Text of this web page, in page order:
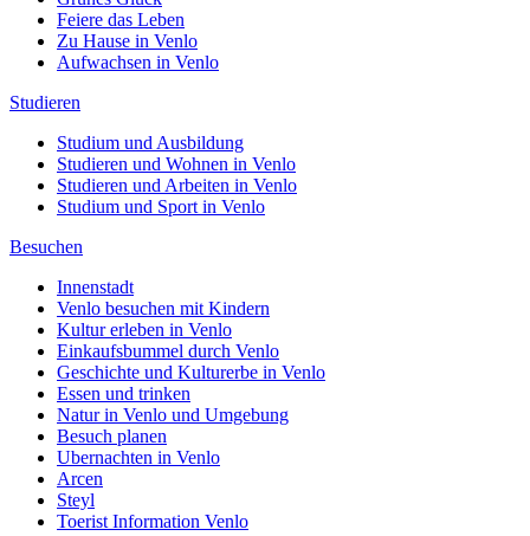
Feiere das Leben
Zu Hause in Venlo
Aufwachsen in Venlo
Studieren
Studium und Ausbildung
Studieren und Wohnen in Venlo
Studieren und Arbeiten in Venlo
Studium und Sport in Venlo
Besuchen
Innenstadt
Venlo besuchen mit Kindern
Kultur erleben in Venlo
Einkaufsbummel durch Venlo
Geschichte und Kulturerbe in Venlo
Essen und trinken
Natur in Venlo und Umgebung
Besuch planen
Ubernachten in Venlo
Arcen
Steyl
Toerist Information Venlo